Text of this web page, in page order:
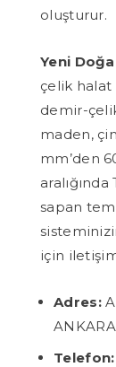
oluşturur.
Yeni
çelik
demir-
maden,
mm’den
sapan
için
Adres:
ANKARA
Telefon: